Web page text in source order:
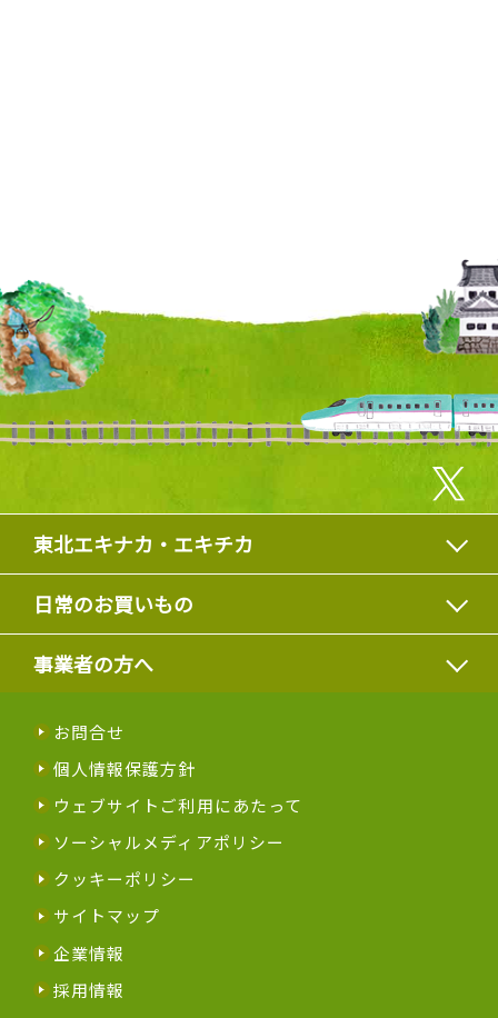
東北エキナカ・エキチカ
日常のお買いもの
事業者の方へ
お問合せ
個人情報保護方針
ウェブサイトご利用にあたって
ソーシャルメディアポリシー
クッキーポリシー
サイトマップ
企業情報
採用情報